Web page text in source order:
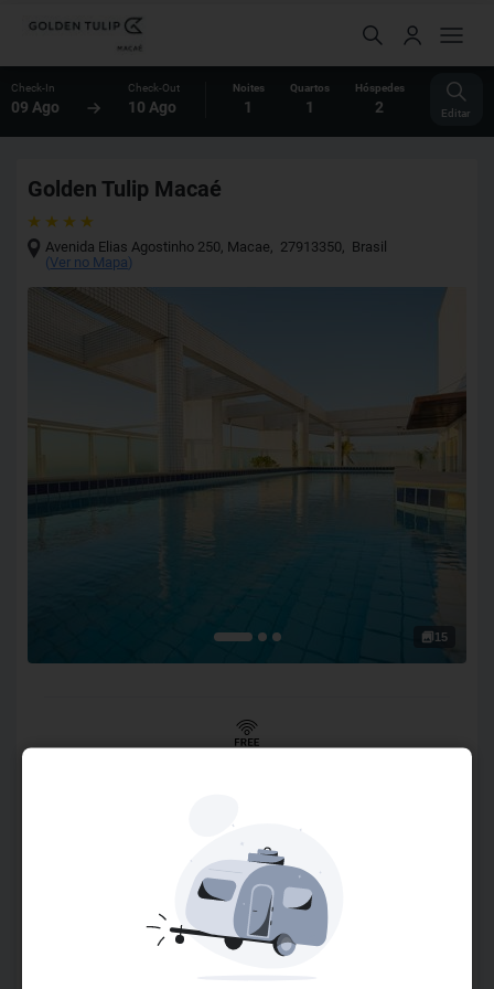
Check-In
09 Ago
Check-Out
10 Ago
Noites
1
Quartos
1
Hóspedes
2 Editar
Golden Tulip Macaé
Avenida Elias Agostinho 250, Macae, 27913350, Brasil
(Ver no Mapa)
15
O Golden Tulip Macaé possui 78 suítes, todas com
varandas e de frente para o mar. Conta ainda com 2 salões
de eventos: o salão imboassica e salão cabiúnas. Ambos,